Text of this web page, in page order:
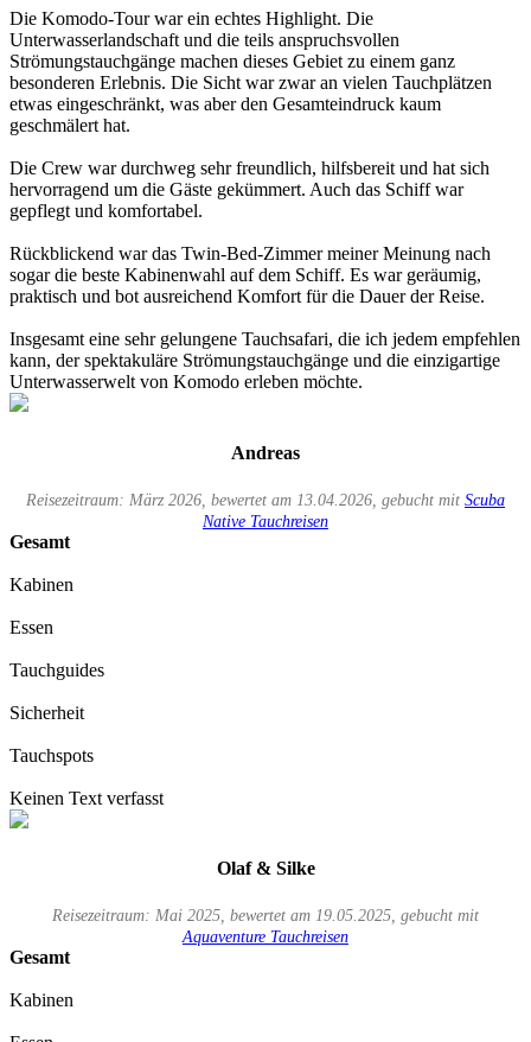
Die Komodo-Tour war ein echtes Highlight. Die
Unterwasserlandschaft und die teils anspruchsvollen
Strömungstauchgänge machen dieses Gebiet zu einem ganz
besonderen Erlebnis. Die Sicht war zwar an vielen Tauchplätzen
etwas eingeschränkt, was aber den Gesamteindruck kaum
geschmälert hat.
Die Crew war durchweg sehr freundlich, hilfsbereit und hat sich
hervorragend um die Gäste gekümmert. Auch das Schiff war
gepflegt und komfortabel.
Rückblickend war das Twin-Bed-Zimmer meiner Meinung nach
sogar die beste Kabinenwahl auf dem Schiff. Es war geräumig,
praktisch und bot ausreichend Komfort für die Dauer der Reise.
Insgesamt eine sehr gelungene Tauchsafari, die ich jedem empfehlen
kann, der spektakuläre Strömungstauchgänge und die einzigartige
Unterwasserwelt von Komodo erleben möchte.
Andreas
Reisezeitraum: März 2026, bewertet am 13.04.2026, gebucht mit Scuba
Native Tauchreisen
Gesamt
Kabinen
Essen
Tauchguides
Sicherheit
Tauchspots
Keinen Text verfasst
Olaf & Silke
Reisezeitraum: Mai 2025, bewertet am 19.05.2025, gebucht mit
Aquaventure Tauchreisen
Gesamt
Kabinen